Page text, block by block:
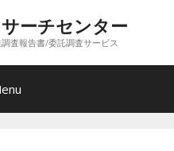
ーチセンター
査報告書/委託調査サービス